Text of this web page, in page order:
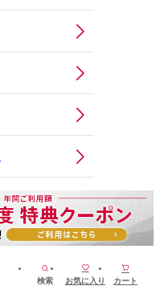
検索 お気に入り カート